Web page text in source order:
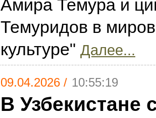
Амира Темура и
Темуридов в
культуре" Далее...
09.04.2026 / 10:55:19
В Узбекистане